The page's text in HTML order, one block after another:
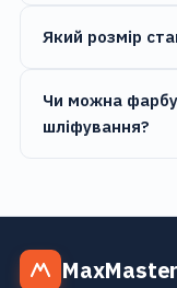
Який розмір
Чи можна
шліфування?
MaxMaster